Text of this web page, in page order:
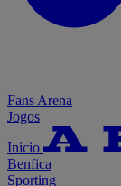
Fans Arena
Jogos
Início
Benfica
Sporting